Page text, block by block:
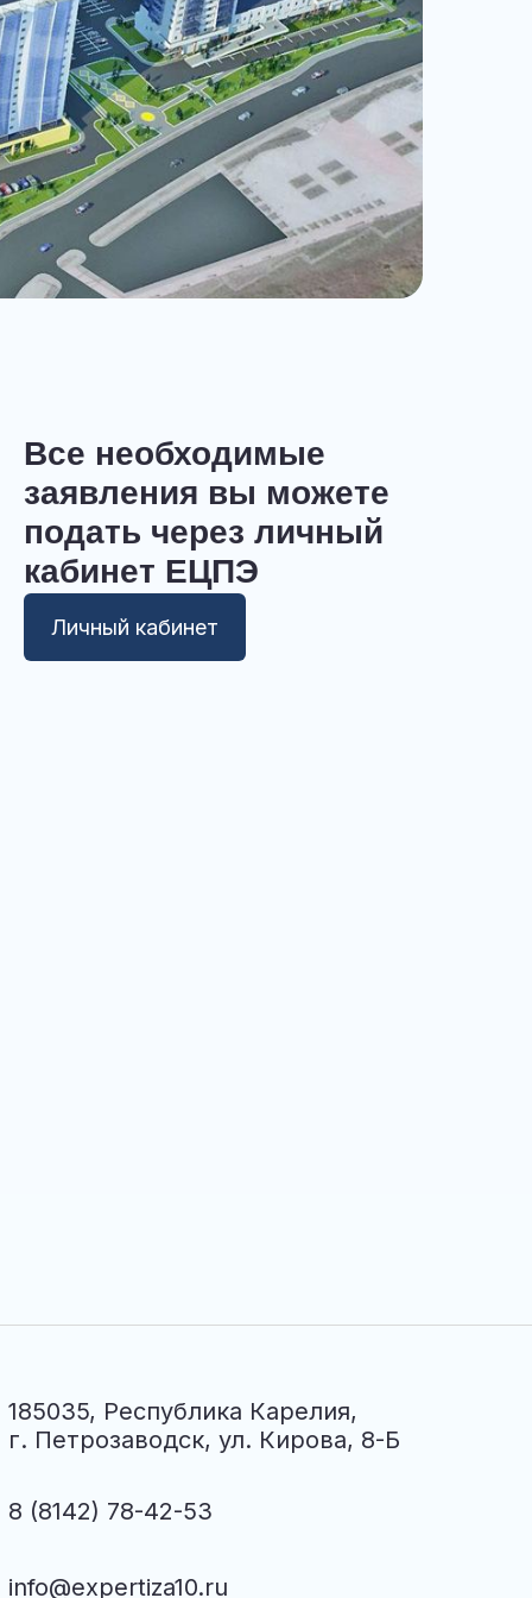
Все необходимые
заявления вы можете
подать через личный
кабинет ЕЦПЭ
Личный кабинет
185035, Республика Карелия,
г. Петрозаводск, ул. Кирова, 8-Б
8 (8142) 78-42-53
info@expertiza10.ru